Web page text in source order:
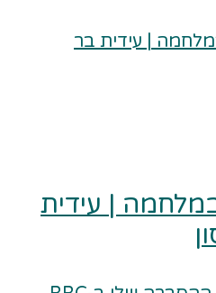
| עידית